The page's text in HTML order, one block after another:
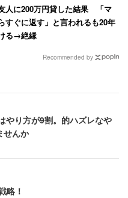
人に200万円貸した結果 「マ
すぐに返す」と言われるも20年
る→絶縁
Recommended by
やり方が9割。的ハズレなや
せんか
略！